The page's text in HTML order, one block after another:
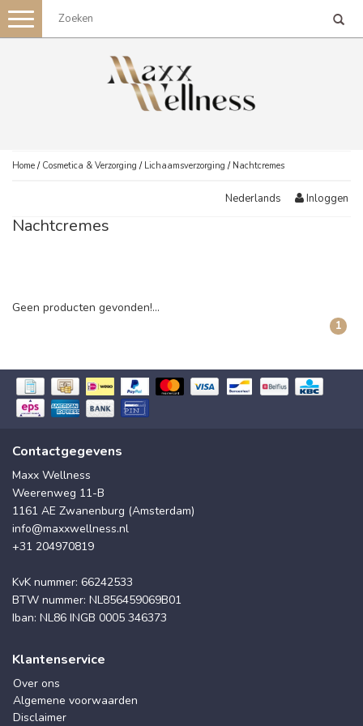
Toggle
navigation
Home / Cosmetica & Verzorging / Lichaamsverzorging / Nachtcremes
Nederlands Inloggen
Nachtcremes
Geen producten gevonden!...
1
Contactgegevens
Maxx Wellness
Weerenweg 11-B
1161 AE Zwanenburg (Amsterdam)
info@maxxwellness.nl
+31 204970819
KvK nummer: 66242533
BTW nummer: NL856459069B01
Iban: NL86 INGB 0005 346373
Klantenservice
Over ons
Algemene voorwaarden
Disclaimer